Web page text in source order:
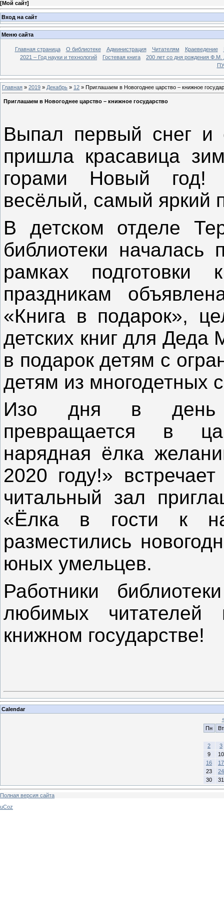
[Мой сайт]
Вход на сайт
Меню сайта
Главная страница О библиотеке Администрация Читателям Краеведение
2021 – Год науки и технологий
Гостевая книга
200 лет со дня рождения Ф.М.
Главная » 2019 » Декабрь » 12 » Приглашаем в Новогоднее царство – книжное
Приглашаем в Новогоднее царство – книжное государство
Выпал первый снег и
пришла красавица
горами Новый
весёлый, самый яркий
В детском отделе
библиотеки началась
рамках подготовки
праздникам
«Книга в подарок»,
детских книг для Деда
в подарок детям с
детям из многодетных
Изо дня в день
превращается в
нарядная ёлка
2020 году!»
читальный зал
«Ёлка в гости к
разместились
юных умельцев.
Работники
любимых
книжном государстве!
Calendar
Пн
Вт
2
3
9
10
16
17
23
24
30
31
Полная версия сайта
uCoz